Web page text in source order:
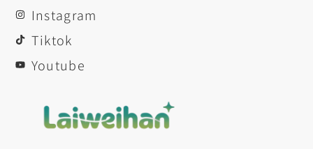
Instagram
Tiktok
Youtube